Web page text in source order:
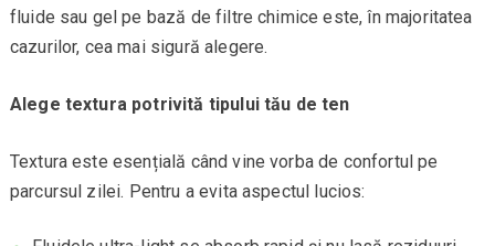
fluide sau gel pe bază de filtre chimice este, în majoritatea
cazurilor, cea mai sigură alegere.
Alege textura potrivită tipului tău de ten
Textura este esențială când vine vorba de confortul pe
parcursul zilei. Pentru a evita aspectul lucios: